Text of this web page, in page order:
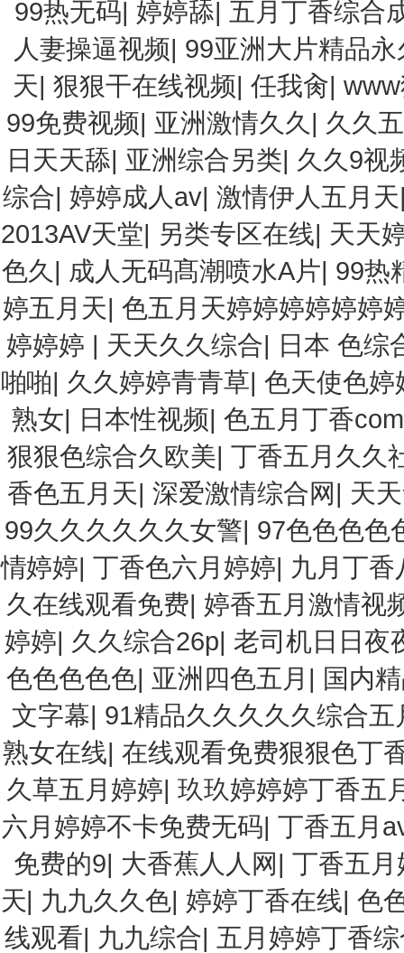
99热无码| 婷婷舔| 五月丁香综合
人妻操逼视频| 99亚洲大片精品
天| 狠狠干在线视频| 任我肏|
99免费视频| 亚洲激情久久 | 久久
日天天舔| 亚洲综合另类| 久久9视
综合| 婷婷成人av|激情伊人五月天
2013AV天堂| 另类专区在线| 天天
色久 | 成人无码髙潮喷水A片| 99热
婷五月天|色五月天婷婷婷婷婷婷
婷婷婷 | 天天久久综合| 日本 色综
啪啪| 久久婷婷青青草|色天使色婷
熟女| 日本性视频| 色五月丁香com
狠狠色综合久欧美|丁香五月久久
香色五月天|深爱激情综合网| 天
99久久久久久久女警| 97色色色色
情婷婷|丁香色六月婷婷| 九月丁
久在线观看免费| 婷香五月激情视
婷婷| 久久综合26p|老司机日日夜
色色色色色| 亚洲四色五月 | 国内
文字幕| 91精品久久久久久综合五
熟女在线| 在线观看免费狠狠色丁
久草五月婷婷| 玖玖婷婷婷丁香五
六月婷婷不卡免费无码|丁香五月
免费的9| 大香蕉人人网| 丁香五
天| 九九久久色| 婷婷丁香在线|色
线观看| 九九综合| 五月婷婷丁香